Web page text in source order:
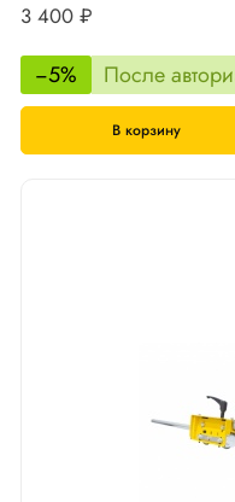
3 400 ₽
−5% После
В корзину